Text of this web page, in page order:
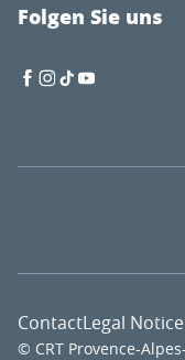
Folgen Sie uns
© CRT Provence-
ContactLegal Notice